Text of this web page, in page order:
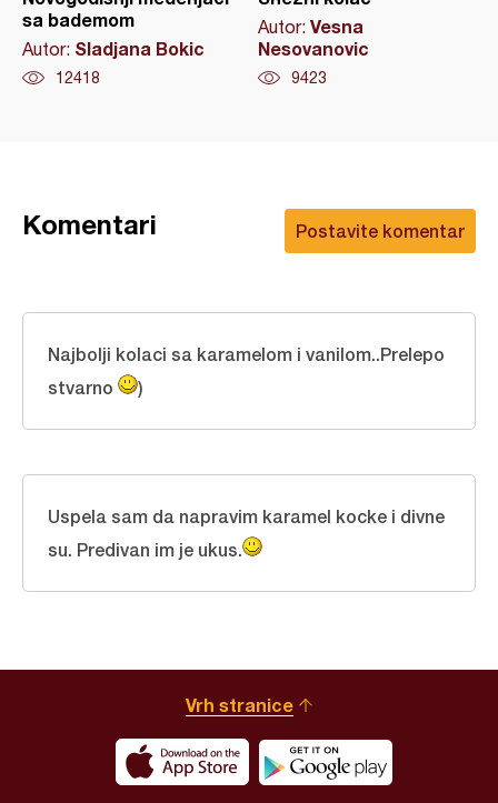
sa bademom
Autor: Sladjana Bokic
12418
Autor: Vesna
Nesovanovic
9423
Postavite komentar
Komentari
Najbolji kolaci sa karamelom i vanilom..Prelepo
stvarno
)
Uspela sam da napravim karamel kocke i divne
su. Predivan im je ukus.
Vrh stranice